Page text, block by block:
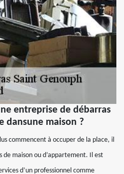
entreprise de débarras
dansune maison ?
commencent à occuper de la place, il
de maison ou d’appartement. Il est
d’un professionnel comme